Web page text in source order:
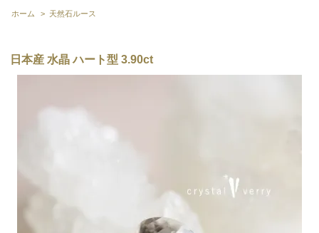
ホーム > 天然石ルース
日本産 水晶 ハート型 3.90ct